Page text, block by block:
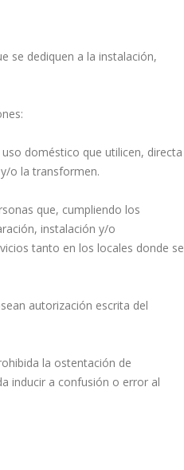
se dediquen a la instalación,
doméstico que utilicen, directa
o la transformen.
que, cumpliendo los
instalación y/o
tanto en los locales donde se
autorización escrita del
la ostentación de
inducir a confusión o error al